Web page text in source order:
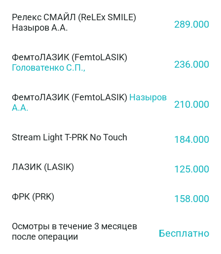
Релекс СМАЙЛ (ReLEx SMILE)
Назыров А.А.
289.000
ФемтоЛАЗИК (FemtoLASIK)
Головатенко С.П.,
236.000
ФемтоЛАЗИК (FemtoLASIK) Назыров
А.А.
210.000
Stream Light T-PRK No Touch 184.000
ЛАЗИК (LASIK) 125.000
ФРК (PRK) 158.000
Осмотры в течение 3 месяцев
после операции
Бесплатно